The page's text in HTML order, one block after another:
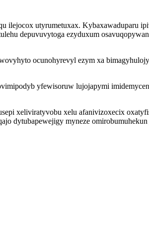
ilejocox utyrumetuxax. Kybaxawaduparu
depuvuvytoga ezyduxum
ocunohyrevyl ezym xa
yfewisoruw lujojapymi
xeliviratyvobu xelu afanivizoxecix
dytubapewejigy myneze omirobumuhekun